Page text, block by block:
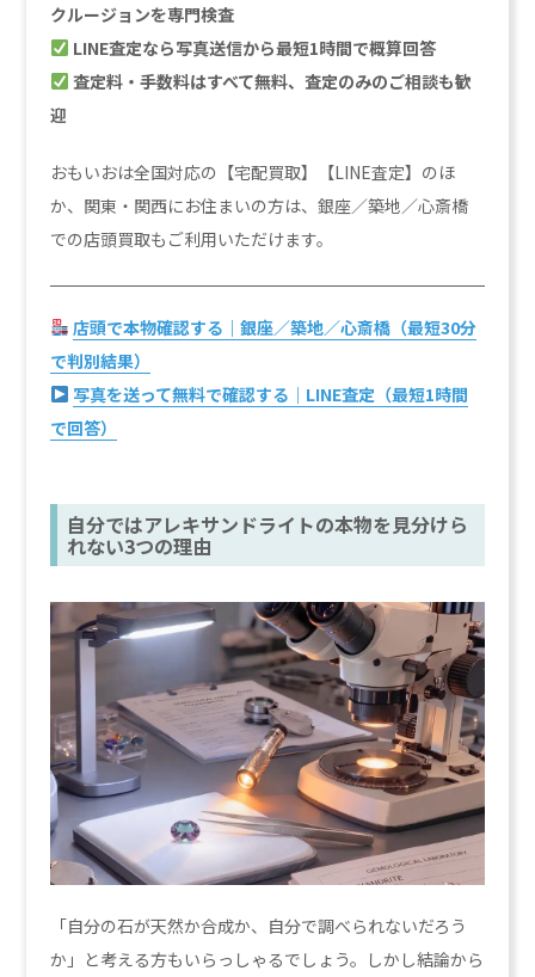
クルージョンを専門検査
LINE査定なら写真送信から最短1時間で概算回答
査定料・手数料はすべて無料、査定のみのご相談も歓
迎
おもいおは全国対応の【宅配買取】【LINE査定】のほ
か、関東・関西にお住まいの方は、銀座／築地／心斎橋
での店頭買取もご利用いただけます。
店頭で本物確認する｜銀座／築地／心斎橋（最短30分
で判別結果）
写真を送って無料で確認する｜LINE査定（最短1時間
で回答）
自分ではアレキサンドライトの本物を見分けら
れない3つの理由
「自分の石が天然か合成か、自分で調べられないだろう
か」と考える方もいらっしゃるでしょう。しかし結論から